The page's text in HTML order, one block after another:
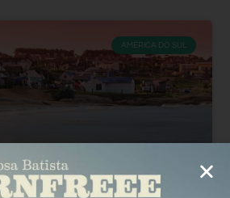
AMÉRICA DO SUL